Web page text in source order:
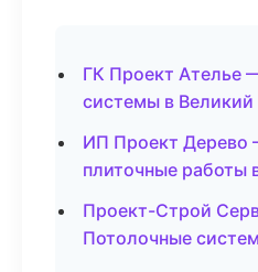
ГК Проект Ателье
системы в
ИП Проект Дерево
плиточные работы
Проект-Строй
Потолочные